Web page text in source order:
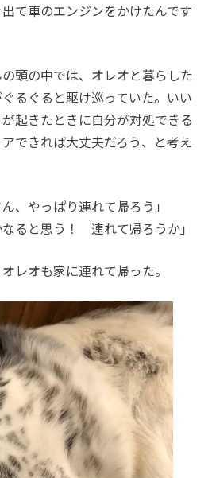
て車のエンジンをかけたんです
頭の中では、オレオと暮らした
るぐると駆け巡っていた。いい
起きたときに自分が対処できる
できれば大丈夫だろう、と考え
、やっぱり連れて帰ろう」
なると思う！ 連れて帰ろうか」
レオも家に連れて帰った。